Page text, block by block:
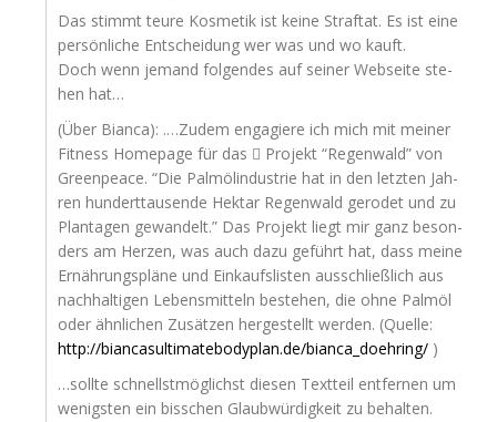
Das stimmt teu­re Kos­me­tik ist kei­ne Straf­tat. Es ist eine
per­sön­li­che Ent­schei­dung wer was und wo kauft.
Doch wenn jemand fol­gen­des auf sei­ner Web­sei­te ste­
hen hat…
(Über Bian­ca): .…Zudem enga­gie­re ich mich mit mei­ner
Fit­ness Home­page für das  Pro­jekt “Regen­wald” von
Green­peace. “Die Palm­öl­in­dus­trie hat in den letz­ten Jah­
ren hun­dert­tau­sen­de Hekt­ar Regen­wald gero­det und zu
Plan­ta­gen gewan­delt.” Das Pro­jekt liegt mir ganz beson­
ders am Her­zen, was auch dazu geführt hat, dass mei­ne
Ernäh­rungs­plä­ne und Ein­kaufs­lis­ten aus­schließ­lich aus
nach­hal­ti­gen Lebens­mit­teln bestehen, die ohne Palm­öl
oder ähn­li­chen Zusät­zen her­ge­stellt wer­den. (Quel­le:
http://biancasultimatebodyplan.de/bianca_doehring/ )
…soll­te schnellst­mög­lichst die­sen Text­teil ent­fer­nen um
wenigs­ten ein biss­chen Glaub­wür­dig­keit zu behalten.